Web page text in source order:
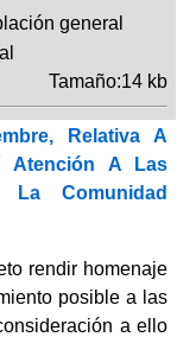
general
Tamaño:14 kb
Relativa A
Atención A Las
Comunidad
rendir homenaje
posible a las
a ello